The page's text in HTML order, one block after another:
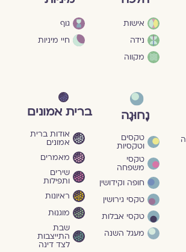
אישות
נידה
מקווה
גוף
חיי מיניות
נָחוּגָה
טקסים
וטקסיות
טקסי
משפחה
חופה וקידושין
טקסי גירושין
טקסי אבלות
מעגל השנה
ברית אמונים
אודות ברית
אמונים
מאמרים
שירים
ותפילות
ראיונות
מוגנוּת
שבת
התייצבות
לצד דינה